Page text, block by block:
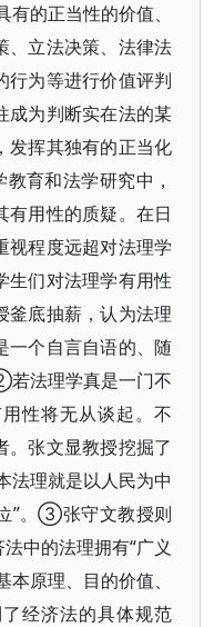
的正当性的价值、
、立法决策、法律法
行为等进行价值评判
成为判断实在法的某
发挥其独有的正当化
育和法学研究中，
有用性的质疑。在日
视程度远超对法理学
生们对法理学有用性
釜底抽薪，认为法理
一个自言自语的、随
法理学真是一门不
性将无从谈起。不
。张文显教授挖掘了
法理就是以人民为中
”。③张守文教授则
中的法理拥有“广义
原理、目的价值、
经济法的具体规范